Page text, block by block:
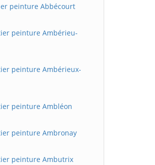
peinture Abbécourt
peinture Ambérieu-
peinture Ambérieux-
peinture Ambléon
peinture Ambronay
peinture Ambutrix